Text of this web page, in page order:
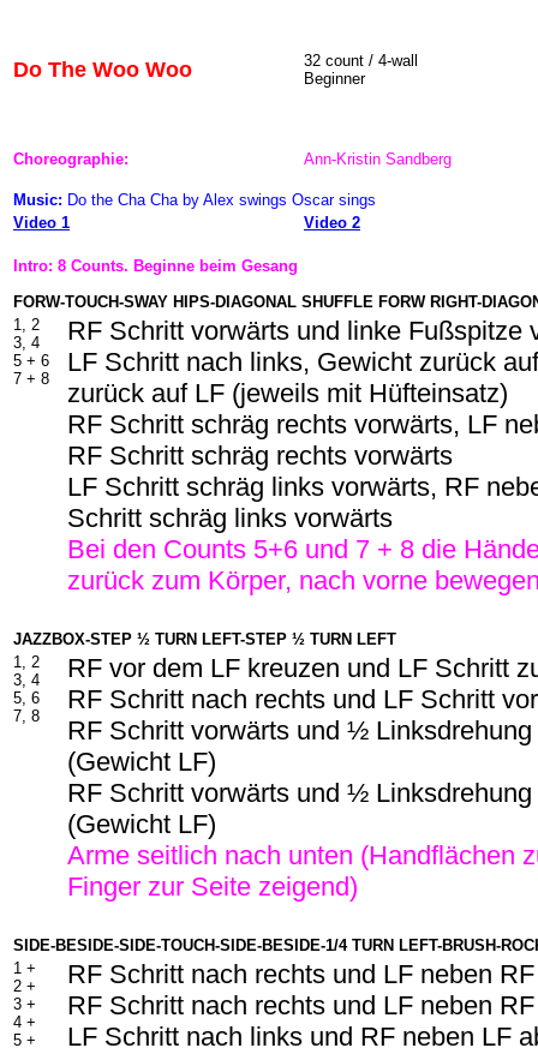
Do The Woo Woo
32 count / 4-wall
Beginner
Choreographie: Ann-Kristin Sandberg
Music: Do the Cha Cha by Alex swings Oscar sings
Video 1
Video 2
Intro: 8 Counts. Beginne beim Gesang
FORW-TOUCH-SWAY HIPS-DIAGONAL SHUFFLE FORW RIGHT-
1, 2
3, 4
5 + 6
7 + 8
RF Schritt vorwärts und linke Fußspitze
LF Schritt nach links, Gewicht zurück
zurück auf LF (jeweils mit Hüfteinsatz)
RF Schritt schräg rechts vorwärts, LF
RF Schritt schräg rechts vorwärts
LF Schritt schräg links vorwärts, RF
Schritt schräg links vorwärts
Bei den Counts 5+6 und 7 + 8 die
zurück zum Körper, nach vorne
JAZZBOX-STEP ½ TURN LEFT-STEP ½ TURN LEFT
1, 2
3, 4
5, 6
7, 8
RF vor dem LF kreuzen und LF Schritt
RF Schritt nach rechts und LF Schritt
RF Schritt vorwärts und ½
(Gewicht LF)
RF Schritt vorwärts und ½
(Gewicht LF)
Arme seitlich nach unten (Handflächen
Finger zur Seite zeigend)
SIDE-BESIDE-SIDE-TOUCH-SIDE-BESIDE-1/4 TURN LEFT-BRUSH-
1 +
2 +
3 +
4 +
5 +
RF Schritt nach rechts und LF neben
RF Schritt nach rechts und LF neben
LF Schritt nach links und RF neben LF